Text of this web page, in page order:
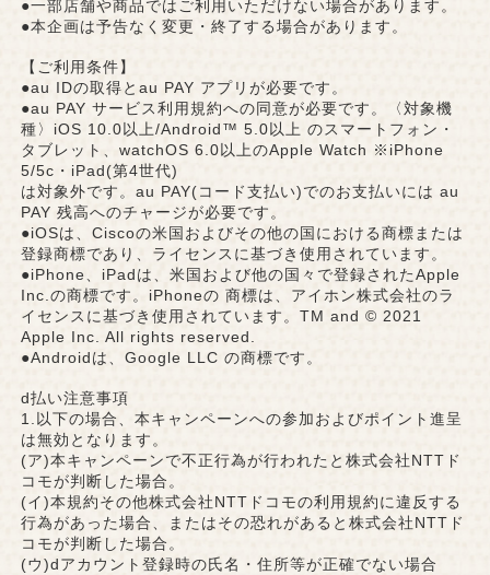
●一部店舗や商品ではご利用いただけない場合があります。
●本企画は予告なく変更・終了する場合があります。
【ご利用条件】
●au IDの取得とau PAY アプリが必要です。
●au PAY サービス利用規約への同意が必要です。〈対象機
種〉iOS 10.0以上/Android™ 5.0以上 のスマートフォン・
タブレット、watchOS 6.0以上のApple Watch ※iPhone
5/5c・iPad(第4世代)
は対象外です。au PAY(コード支払い)でのお支払いには au
PAY 残高へのチャージが必要です。
●iOSは、Ciscoの米国およびその他の国における商標または
登録商標であり、ライセンスに基づき使用されています。
●iPhone、iPadは、米国および他の国々で登録されたApple
Inc.の商標です。iPhoneの 商標は、アイホン株式会社のラ
イセンスに基づき使用されています。TM and © 2021
Apple Inc. All rights reserved.
●Androidは、Google LLC の商標です。
d払い注意事項
1.以下の場合、本キャンペーンへの参加およびポイント進呈
は無効となります。
(ア)本キャンペーンで不正行為が行われたと株式会社NTTド
コモが判断した場合。
(イ)本規約その他株式会社NTTドコモの利用規約に違反する
行為があった場合、またはその恐れがあると株式会社NTTド
コモが判断した場合。
(ウ)dアカウント登録時の氏名・住所等が正確でない場合